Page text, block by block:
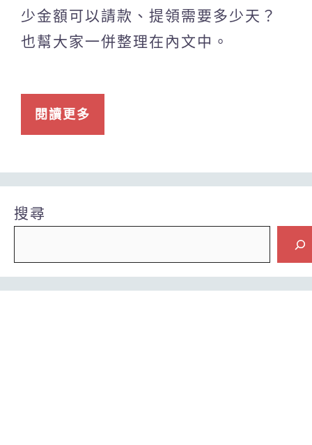
少金額可以請款、提領需要多少天？
也幫大家一併整理在內文中。
閱讀更多
搜尋